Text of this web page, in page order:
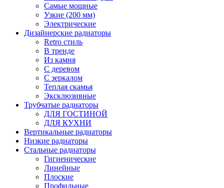
Самые мощные
Узкие (200 мм)
Электрические
Дизайнерские радиаторы
Retro стиль
В тренде
Из камня
С деревом
С зеркалом
Теплая скамья
Эксклюзивные
Трубчатые радиаторы
ДЛЯ ГОСТИНОЙ
ДЛЯ КУХНИ
Вертикальные радиаторы
Низкие радиаторы
Стальные радиаторы
Гигиенические
Линейные
Плоские
Профильные